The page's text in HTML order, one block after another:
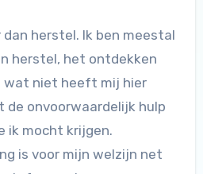
herstel. Ik ben meestal
herstel, het ontdekken
wat niet heeft mij hier
de onvoorwaardelijk hulp
ik mocht krijgen.
is voor mijn welzijn net